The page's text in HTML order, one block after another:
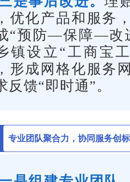
优化产品和服务
“预防—保障—改
镇设立“工商宝
形成网格化服务
反馈“即时通”。
专业团队聚合力，协同服务创